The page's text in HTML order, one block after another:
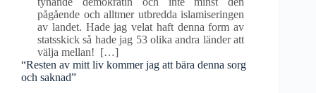
pågående och alltmer utbredda islamiseringen
av landet. Hade jag velat haft denna form av
statsskick så hade jag 53 olika andra länder att
välja mellan! […]
“Resten av mitt liv kommer jag att bära denna sorg
och saknad”